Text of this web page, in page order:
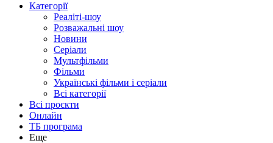
Категорії
Реаліті-шоу
Розважальні шоу
Новини
Серіали
Мультфільми
Фільми
Українські фільми і серіали
Всі категорії
Всі проєкти
Онлайн
ТБ програма
Еще